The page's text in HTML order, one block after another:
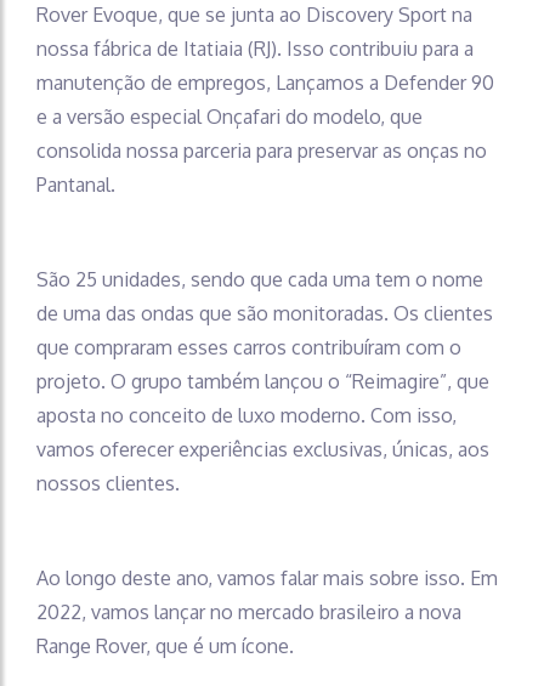
Rover Evoque, que se junta ao Discovery Sport na
nossa fábrica de Itatiaia (RJ). Isso contribuiu para a
manutenção de empregos, Lançamos a Defender 90
e a versão especial Onçafari do modelo, que
consolida nossa parceria para preservar as onças no
Pantanal.
São 25 unidades, sendo que cada uma tem o nome
de uma das ondas que são monitoradas. Os clientes
que compraram esses carros contribuíram com o
projeto. O grupo também lançou o “Reimagire”, que
aposta no conceito de luxo moderno. Com isso,
vamos oferecer experiências exclusivas, únicas, aos
nossos clientes.
Ao longo deste ano, vamos falar mais sobre isso. Em
2022, vamos lançar no mercado brasileiro a nova
Range Rover, que é um ícone.